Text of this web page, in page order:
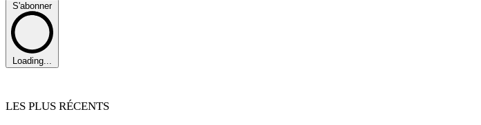
S'abonner
Loading...
LES PLUS RÉCENTS